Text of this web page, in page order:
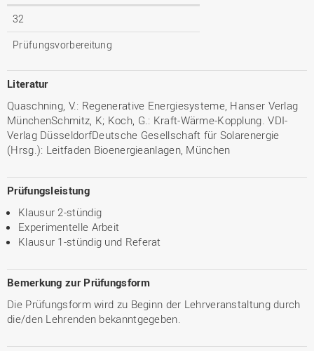
32
Prüfungsvorbereitung
Literatur
Quaschning, V.: Regenerative Energiesysteme, Hanser Verlag
MünchenSchmitz, K; Koch, G.: Kraft-Wärme-Kopplung. VDI-
Verlag DüsseldorfDeutsche Gesellschaft für Solarenergie
(Hrsg.): Leitfaden Bioenergieanlagen, München
Prüfungsleistung
Klausur 2-stündig
Experimentelle Arbeit
Klausur 1-stündig und Referat
Bemerkung zur Prüfungsform
Die Prüfungsform wird zu Beginn der Lehrveranstaltung durch
die/den Lehrenden bekanntgegeben.